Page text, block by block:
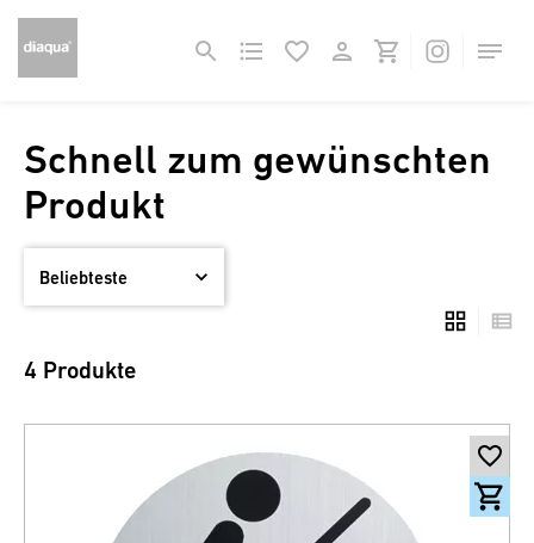
Schnell zum gewünschten
Produkt
4 Produkte